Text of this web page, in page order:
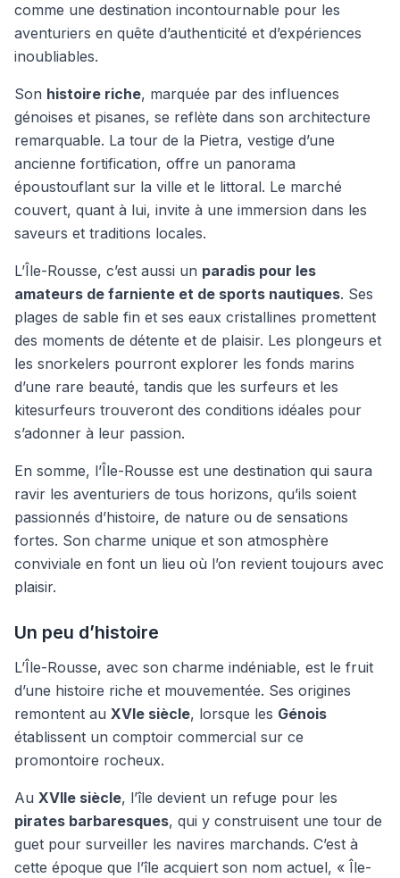
comme une destination incontournable pour les
aventuriers en quête d’authenticité et d’expériences
inoubliables.
Son histoire riche, marquée par des influences
génoises et pisanes, se reflète dans son architecture
remarquable. La tour de la Pietra, vestige d’une
ancienne fortification, offre un panorama
époustouflant sur la ville et le littoral. Le marché
couvert, quant à lui, invite à une immersion dans les
saveurs et traditions locales.
L’Île-Rousse, c’est aussi un paradis pour les
amateurs de farniente et de sports nautiques. Ses
plages de sable fin et ses eaux cristallines promettent
des moments de détente et de plaisir. Les plongeurs et
les snorkelers pourront explorer les fonds marins
d’une rare beauté, tandis que les surfeurs et les
kitesurfeurs trouveront des conditions idéales pour
s’adonner à leur passion.
En somme, l’Île-Rousse est une destination qui saura
ravir les aventuriers de tous horizons, qu’ils soient
passionnés d’histoire, de nature ou de sensations
fortes. Son charme unique et son atmosphère
conviviale en font un lieu où l’on revient toujours avec
plaisir.
Un peu d’histoire
L’Île-Rousse, avec son charme indéniable, est le fruit
d’une histoire riche et mouvementée. Ses origines
remontent au XVIe siècle, lorsque les Génois
établissent un comptoir commercial sur ce
promontoire rocheux.
Au XVIIe siècle, l’île devient un refuge pour les
pirates barbaresques, qui y construisent une tour de
guet pour surveiller les navires marchands. C’est à
cette époque que l’île acquiert son nom actuel, « Île-